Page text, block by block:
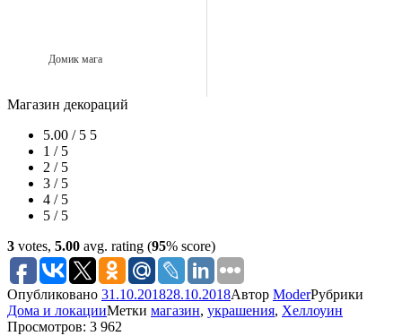
Домик мага
Магазин декораций
5.00 / 5 5
1 / 5
2 / 5
3 / 5
4 / 5
5 / 5
3 votes, 5.00 avg. rating (95% score)
Опубликовано 31.10.201828.10.2018Автор ModerРубрики
Дома и локацииМетки магазин, украшения, Хеллоуин
Просмотров: 3 962